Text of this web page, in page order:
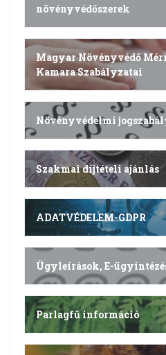
növényvédőszerek
Magyar Növényvédő
Kamara Szabályzatai
Növényvédelmi
Szakmai díjtételi ajánlás
ADATVÉDELEM-GDPR
Ügyleírások, E-
Parlagfű információ